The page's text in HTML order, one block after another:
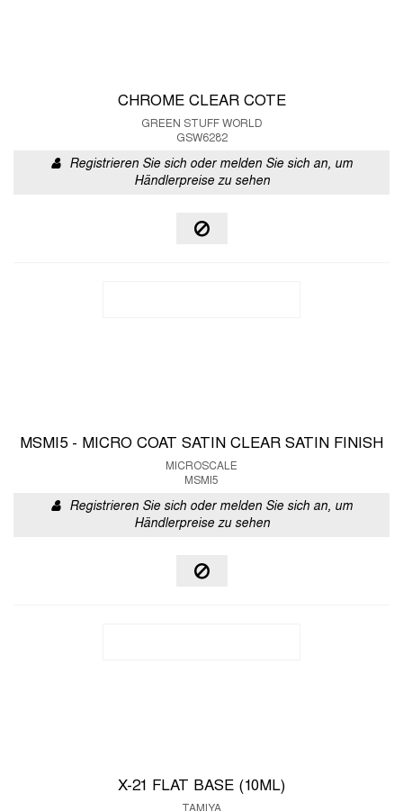
CHROME CLEAR COTE
GREEN STUFF WORLD
GSW6282
Registrieren Sie sich oder melden Sie sich an, um
Händlerpreise zu sehen
MSMI5 - MICRO COAT SATIN CLEAR SATIN FINISH
MICROSCALE
MSMI5
Registrieren Sie sich oder melden Sie sich an, um
Händlerpreise zu sehen
X-21 FLAT BASE (10ML)